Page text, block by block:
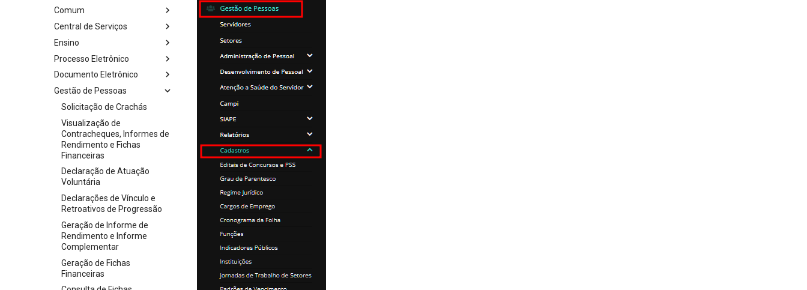
Comum
Central de Serviços
Ensino
Processo Eletrônico
Documento Eletrônico
Gestão de Pessoas
Solicitação de Crachás
Visualização de
Contracheques, Informes de
Rendimento e Fichas
Financeiras
Declaração de Atuação
Voluntária
Declarações de Vínculo e
Retroativos de Progressão
Geração de Informe de
Rendimento e Informe
Complementar
Geração de Fichas
Financeiras